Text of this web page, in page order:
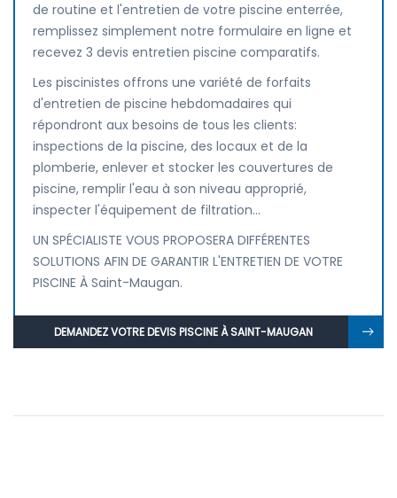
de routine et l'entretien de votre piscine enterrée,
remplissez simplement notre formulaire en ligne et
recevez 3 devis entretien piscine comparatifs.
Les piscinistes offrons une variété de forfaits
d'entretien de piscine hebdomadaires qui
répondront aux besoins de tous les clients:
inspections de la piscine, des locaux et de la
plomberie, enlever et stocker les couvertures de
piscine, remplir l'eau à son niveau approprié,
inspecter l'équipement de filtration...
UN SPÉCIALISTE VOUS PROPOSERA DIFFÉRENTES
SOLUTIONS AFIN DE GARANTIR L'ENTRETIEN DE VOTRE
PISCINE À Saint-Maugan.
DEMANDEZ VOTRE DEVIS PISCINE À SAINT-MAUGAN